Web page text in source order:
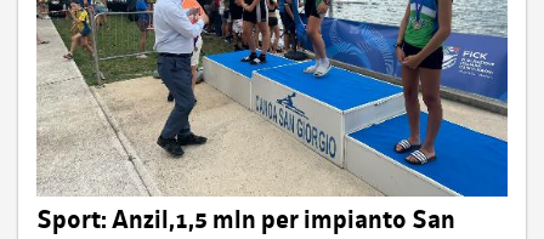
Sport: Anzil,1,5 mln per impianto San